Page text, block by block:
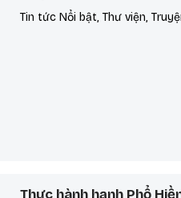
Tin tức Nổi bật, Thư viện,
Thực hành hạnh Phổ